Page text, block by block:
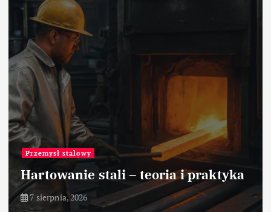
Przemysł stalowy
Hartowanie stali – teoria i praktyka
7 sierpnia, 2026